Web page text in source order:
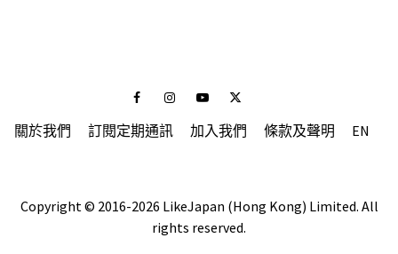
FacebookInstagramYoutubeTwitter
關於我們 訂閱定期通訊 加入我們 條款及聲明 EN
Copyright © 2016-2026 LikeJapan (Hong Kong) Limited. All
rights reserved.